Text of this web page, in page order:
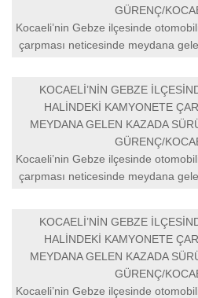
GÜRENÇ/
Kocaeli’nin Gebze ilçesinde
çarpması neticesinde meydana
KOCAELİ’NİN GEBZE
HALİNDEKİ KAMYONETE
MEYDANA GELEN KAZADA
GÜRENÇ/
Kocaeli’nin Gebze ilçesinde
çarpması neticesinde meydana
KOCAELİ’NİN GEBZE
HALİNDEKİ KAMYONETE
MEYDANA GELEN KAZADA
GÜRENÇ/
Kocaeli’nin Gebze ilçesinde